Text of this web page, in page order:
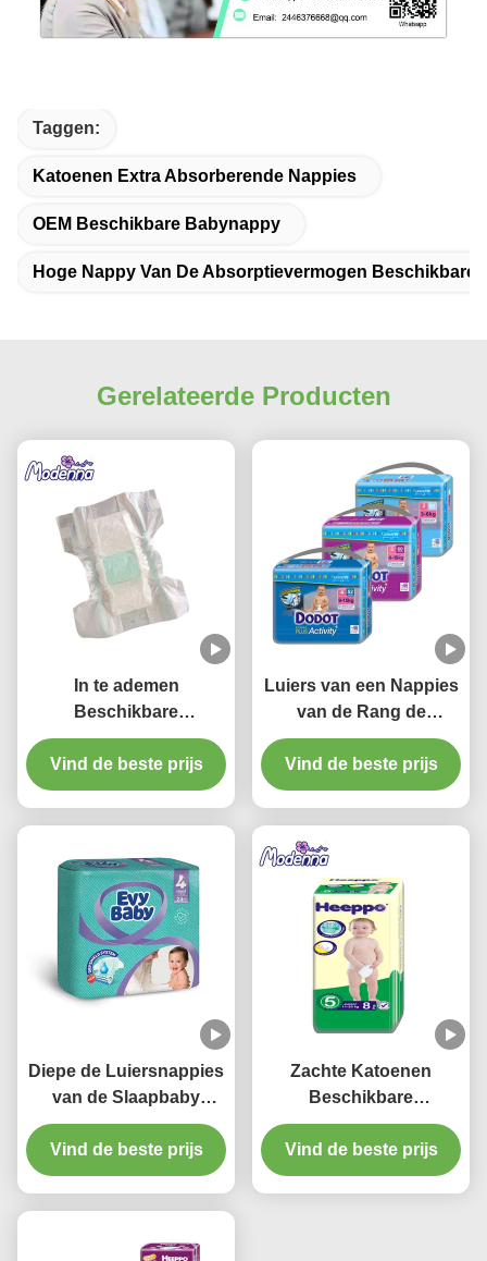
Taggen:
Katoenen Extra Absorberende Nappies
OEM Beschikbare Babynappy
Hoge Nappy Van De Absorptievermogen Beschikbare
Gerelateerde Producten
In te ademen
Beschikbare
Babynappy borduurde
Zachte Katoenen Luiers
Vind de beste prijs
Luiers van een Nappies
van de Rang de
Beschikbare Baby
Comfortabele Slaap
Zachte Baby
Vind de beste prijs
Diepe de Luiersnappies
van de Slaapbaby
Zachte Beschikbare
Comfortabele Babyluier
Vind de beste prijs
Zachte Katoenen
Beschikbare
Babynappy 500 600 700
800 Extra
Absorberende Nappies
Vind de beste prijs